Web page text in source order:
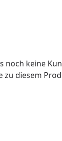
noch keine
zu diesem